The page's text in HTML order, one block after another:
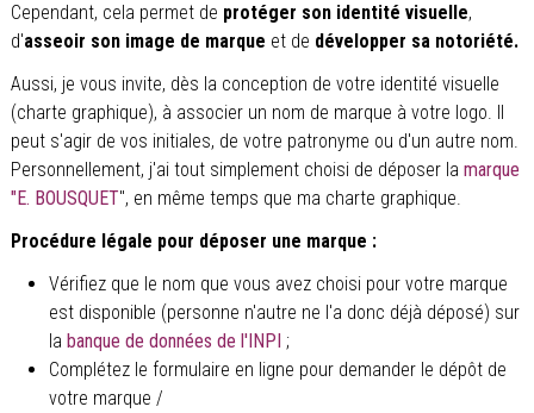
Cependant, cela permet de protéger son identité visuelle,
d'asseoir son image de marque et de développer sa notoriété.
Aussi, je vous invite, dès la conception de votre identité visuelle
(charte graphique), à associer un nom de marque à votre logo. Il
peut s'agir de vos initiales, de votre patronyme ou d'un autre nom.
Personnellement, j'ai tout simplement choisi de déposer la marque
"E. BOUSQUET", en même temps que ma charte graphique.
Procédure légale pour déposer une marque :
Vérifiez que le nom que vous avez choisi pour votre marque
est disponible (personne n'autre ne l'a donc déjà déposé) sur
la banque de données de l'INPI ;
Complétez le formulaire en ligne pour demander le dépôt de
votre marque /